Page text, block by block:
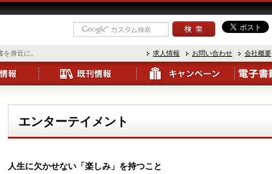
身近に。 求人情報 お問い合わせ 会社概要
エンターテイメント
人生に欠かせない「楽しみ」を持つこと